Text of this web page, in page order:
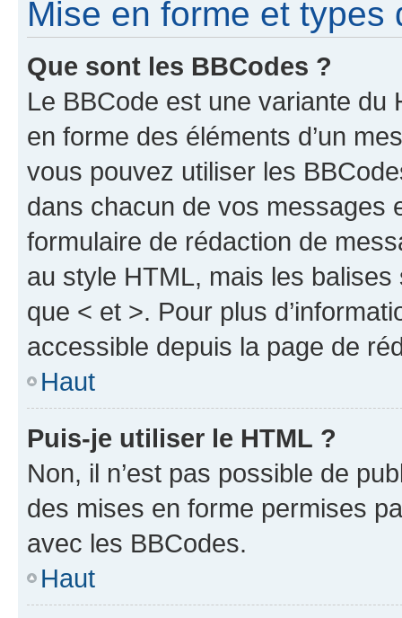
Mise en forme et types
Que sont les BBCodes ?
Le BBCode est une variante du
en forme des éléments d’un
vous pouvez utiliser les
dans chacun de vos messages
formulaire de rédaction de
au style HTML, mais les
que < et >. Pour plus
accessible depuis la page de
Haut
Puis-je utiliser le HTML ?
Non, il n’est pas possible de
des mises en forme permises
avec les BBCodes.
Haut